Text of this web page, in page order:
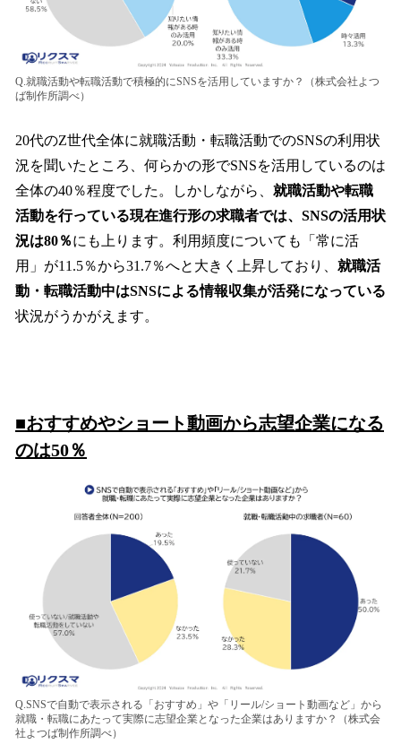
Q.就職活動や転職活動で積極的にSNSを活用していますか？（株式会社よつ
ば制作所調べ）
20代のZ世代全体に就職活動・転職活動でのSNSの利用状
況を聞いたところ、何らかの形でSNSを活用しているのは
全体の40％程度でした。しかしながら、 就職活動や転職
活動を行っている現在進行形の求職者では、SNSの活用状
況は80％にも上ります。利用頻度についても「常に活
用」が11.5％から31.7％へと大きく上昇しており、 就職活
動・転職活動中はSNSによる情報収集が活発になっている
状況がうかがえます。
■おすすめやショート動画から志望企業になる
のは50％
Q.SNSで自動で表示される「おすすめ」や「リール/ショート動画など」から
就職・転職にあたって実際に志望企業となった企業はありますか？（株式会
社よつば制作所調べ）